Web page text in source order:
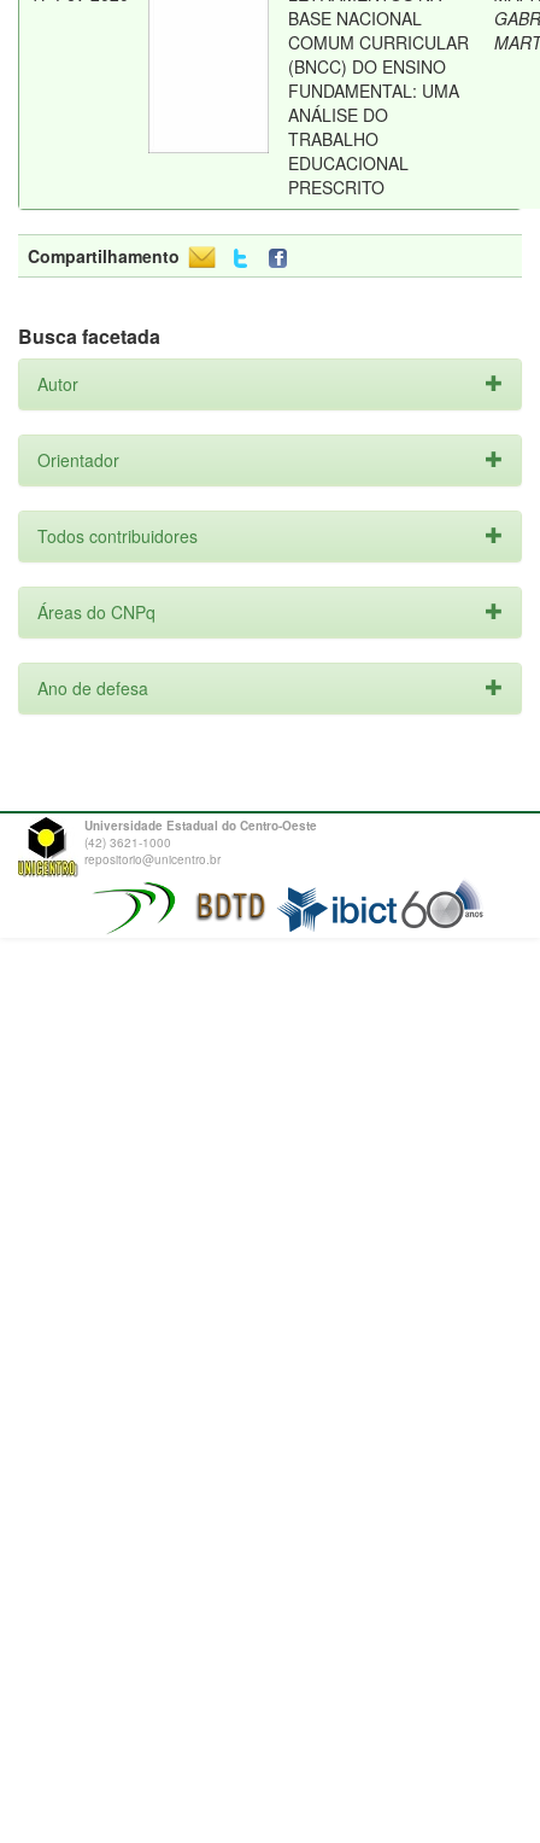
BASE NACIONAL
COMUM CURRICULAR
(BNCC) DO ENSINO
FUNDAMENTAL: UMA
ANÁLISE DO
TRABALHO
EDUCACIONAL
PRESCRITO
Compartilhamento
Busca facetada
Autor
Orientador
Todos contribuidores
Áreas do CNPq
Ano de defesa
Universidade Estadual do Centro-Oeste
(42) 3621-1000
repositorio@unicentro.br